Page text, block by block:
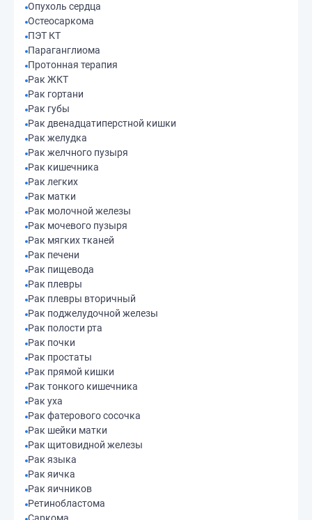
Опухоль сердца
Остеосаркома
ПЭТ КТ
Параганглиома
Протонная терапия
Рак ЖКТ
Рак гортани
Рак губы
Рак двенадцатиперстной кишки
Рак желудка
Рак желчного пузыря
Рак кишечника
Рак легких
Рак матки
Рак молочной железы
Рак мочевого пузыря
Рак мягких тканей
Рак печени
Рак пищевода
Рак плевры
Рак плевры вторичный
Рак поджелудочной железы
Рак полости рта
Рак почки
Рак простаты
Рак прямой кишки
Рак тонкого кишечника
Рак уха
Рак фатерового сосочка
Рак шейки матки
Рак щитовидной железы
Рак языка
Рак яичка
Рак яичников
Ретинобластома